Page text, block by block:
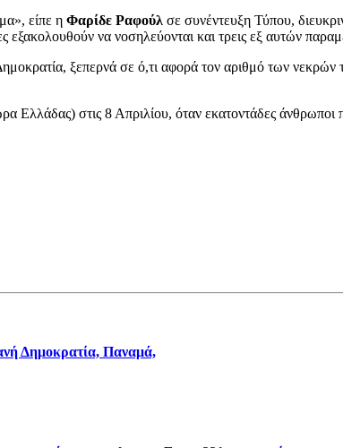
είπε η Φαρίδε Ραφούλ σε συνέντευξη Τύπου,
εξακολουθούν να νοσηλεύονται και τρεις εξ αυτών
ξεπερνά σε ό,τι αφορά τον αριθμό των
Ελλάδας) στις 8 Απριλίου, όταν εκατοντάδες
Δημοκρατία, Παναμά,